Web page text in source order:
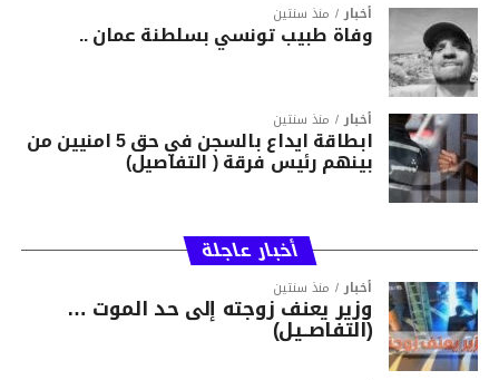
أخبار منذ سنتين
وفاة طبيب تونسي بسلطنة عمان ..
أخبار منذ سنتين
ابطاقة ايداع بالسجن في حق 5 امنيين من
بينهم رئيس فرقة ( التفاصيل)
أخبار عاجلة
أخبار منذ سنتين
وزير يعنف زوجته إلى حد الموت …
(التفاصــيل)